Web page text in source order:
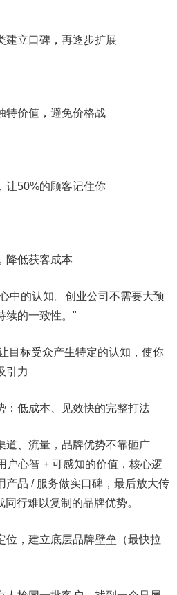
建立口碑，再逐步扩展
特价值，避免价格战
让50%的顾客记住你
降低获客成本
中的认知。创业公司不需要大预
续的一致性。"
目标受众产生特定的认知，使你
引力
：低成本、见效快的完整打法
道、流量，品牌优势不靠砸广
户心智 + 可感知的价值，核心逻
产品 / 服务做实口碑，最后放大传
行难以复制的品牌优势。
位，建立底层品牌壁垒（最快拉